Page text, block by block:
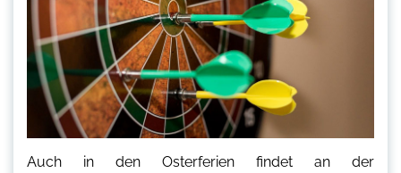
Auch in den Osterferien findet an der